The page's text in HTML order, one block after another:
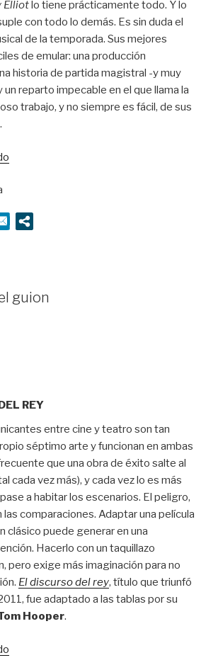
Elliotlo tiene prácticamente todo. Y lo
con todo lo demás. Es sin duda el
de la temporada. Sus mejores
de emular: una producción
historia de partida magistral -y muy
reparto impecable en el que llama la
trabajo, y no siempre es fácil, de sus
guion
REY
entre cine y teatro son tan
séptimo arte y funcionan en ambas
que una obra de éxito salte al
cada vez más), y cada vez lo es más
a habitar los escenarios. El peligro,
comparaciones. Adaptar una película
clásico puede generar en una
Hacerlo con un taquillazo
pero exige más imaginación para no
El discurso del rey, título que triunfó
fue adaptado a las tablas por su
Hooper.